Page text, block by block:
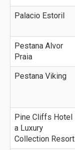
Palacio Estoril
Pestana Alvor
Praia
Pestana Viking
Pine Cliffs Hotel
a Luxury
Collection Resort